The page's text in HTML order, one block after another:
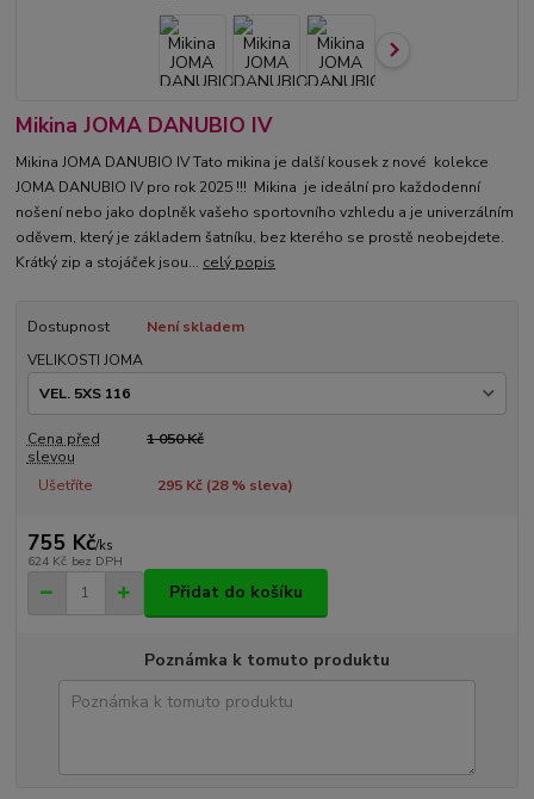
Mikina JOMA DANUBIO IV
Mikina JOMA DANUBIO IV Tato mikina je další kousek z nové kolekce
JOMA DANUBIO IV pro rok 2025 !!! Mikina je ideální pro každodenní
nošení nebo jako doplněk vašeho sportovního vzhledu a je univerzálním
oděvem, který je základem šatníku, bez kterého se prostě neobejdete.
Krátký zip a stojáček jsou... celý popis
Dostupnost
Není skladem
VELIKOSTI JOMA
Cena před
slevou
1 050 Kč
Ušetříte 295 Kč (28% sleva)
755 Kč/ks
624 Kč bez DPH
Přidat do košíku
Poznámka k tomuto produktu